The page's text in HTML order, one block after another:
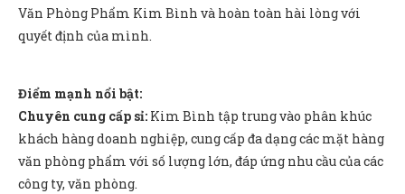
Văn Phòng Phẩm Kim Bình và hoàn toàn hài lòng với
quyết định của mình.
Điểm mạnh nổi bật:
Chuyên cung cấp sỉ: Kim Bình tập trung vào phân khúc
khách hàng doanh nghiệp, cung cấp đa dạng các mặt hàng
văn phòng phẩm với số lượng lớn, đáp ứng nhu cầu của các
công ty, văn phòng.